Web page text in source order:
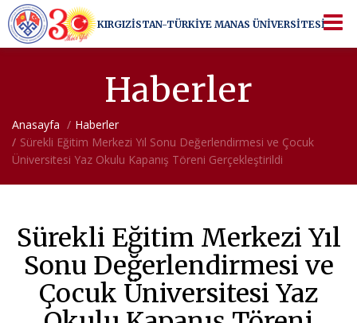
KIRGIZİSTAN-TÜRKİYE MANAS ÜNİVERSİTESİ
KIRGIZİSTAN-TÜRKİYE
Bir üniversiteden ötesi...
Haberler
Anasayfa
Haberler
Sürekli Eğitim Merkezi Yıl Sonu Değerlendirmesi ve Çocuk
Üniversitesi Yaz Okulu Kapanış Töreni Gerçekleştirildi
Sürekli Eğitim Merkezi Yıl
Sonu Değerlendirmesi ve
Çocuk Üniversitesi Yaz